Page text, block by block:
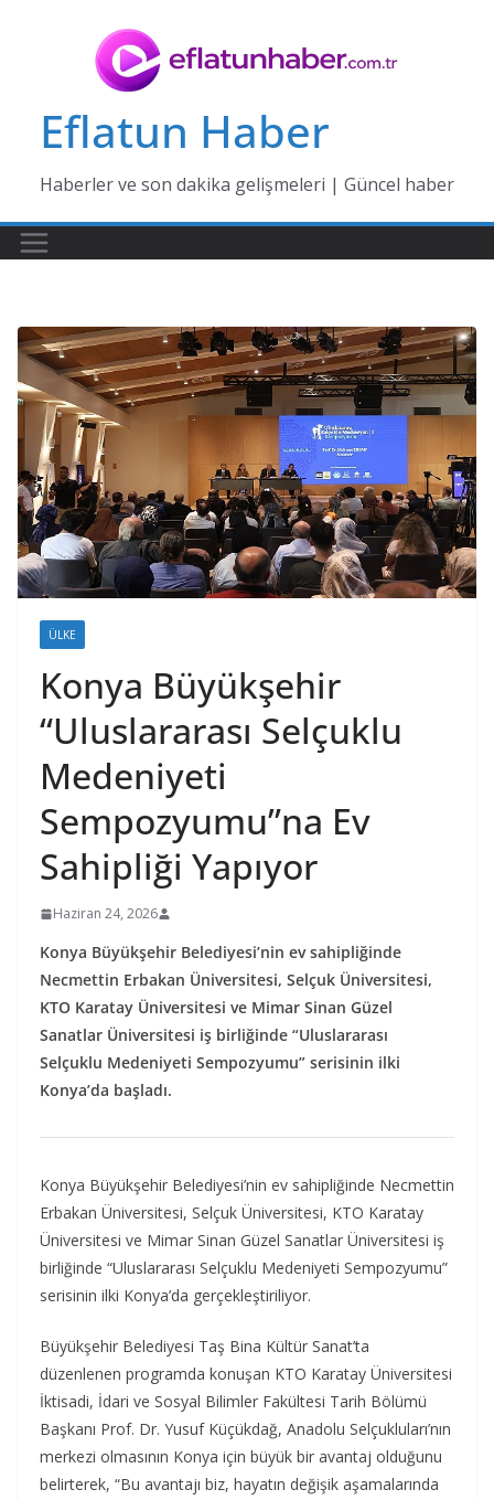
Eflatun Haber
Haberler ve son dakika gelişmeleri | Güncel haber
ÜLKE
Konya Büyükşehir
“Uluslararası Selçuklu
Medeniyeti
Sempozyumu”na Ev
Sahipliği Yapıyor
Haziran 24, 2026
Konya Büyükşehir Belediyesi’nin ev sahipliğinde
Necmettin Erbakan Üniversitesi, Selçuk Üniversitesi,
KTO Karatay Üniversitesi ve Mimar Sinan Güzel
Sanatlar Üniversitesi iş birliğinde “Uluslararası
Selçuklu Medeniyeti Sempozyumu” serisinin ilki
Konya’da başladı.
Konya Büyükşehir Belediyesi’nin ev sahipliğinde Necmettin
Erbakan Üniversitesi, Selçuk Üniversitesi, KTO Karatay
Üniversitesi ve Mimar Sinan Güzel Sanatlar Üniversitesi iş
birliğinde “Uluslararası Selçuklu Medeniyeti Sempozyumu”
serisinin ilki Konya’da gerçekleştiriliyor.
Büyükşehir Belediyesi Taş Bina Kültür Sanat’ta
düzenlenen programda konuşan KTO Karatay Üniversitesi
İktisadi, İdari ve Sosyal Bilimler Fakültesi Tarih Bölümü
Başkanı Prof. Dr. Yusuf Küçükdağ, Anadolu Selçukluları’nın
merkezi olmasının Konya için büyük bir avantaj olduğunu
belirterek, “Bu avantajı biz, hayatın değişik aşamalarında